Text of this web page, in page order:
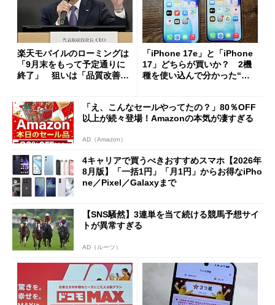
楽天モバイルのローミングは
「9月末をもって予定通りに
終了」 狙いは「品質改善」
も
「iPhone 17e」と「iPhone
17」どちらが買いか？ 2機
種を使い込んで分かった“ス
「え、こんなセールやってたの？」80％OFF
以上が続々登場！Amazonの本気が凄すぎる
AD（Amazon）
4キャリアで買うべきおすすめスマホ【2026年
8月版】「一括1円」「月1円」からお得なiPho
ne／Pixel／Galaxyまで
【SNS騒然】3連単を当て続ける競馬予想サイ
トが異常すぎる
AD（ルーツ）